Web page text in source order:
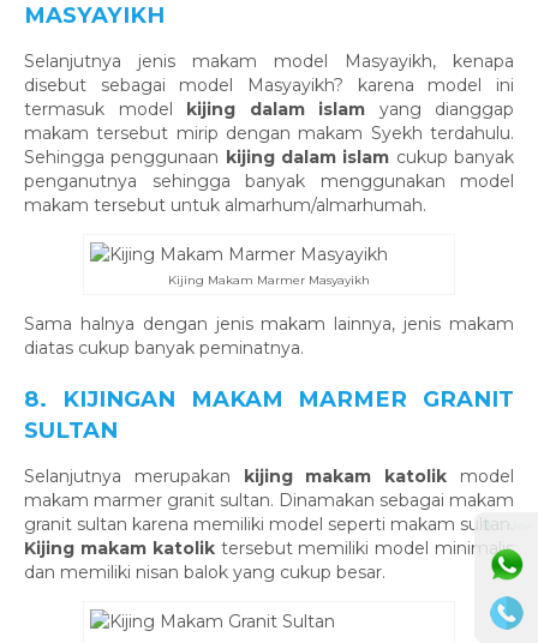
MASYAYIKH
Selanjutnya jenis makam model Masyayikh, kenapa
disebut sebagai model Masyayikh? karena model ini
termasuk model kijing dalam islam yang dianggap
makam tersebut mirip dengan makam Syekh terdahulu.
Sehingga penggunaan kijing dalam islam cukup banyak
penganutnya sehingga banyak menggunakan model
makam tersebut untuk almarhum/almarhumah.
Kijing Makam Marmer Masyayikh
Sama halnya dengan jenis makam lainnya, jenis makam
diatas cukup banyak peminatnya.
8. KIJINGAN MAKAM MARMER GRANIT
SULTAN
Selanjutnya merupakan kijing makam katolik model
makam marmer granit sultan. Dinamakan sebagai makam
granit sultan karena memiliki model seperti makam sultan.
Kijing makam katoliktersebut memiliki model minimalis
dan memiliki nisan balok yang cukup besar.
⚫ Online